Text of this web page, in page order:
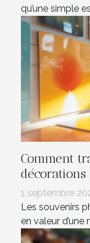
qu’une simple
Comment
décorations
1 septembre
Les souvenirs
en valeur d’une